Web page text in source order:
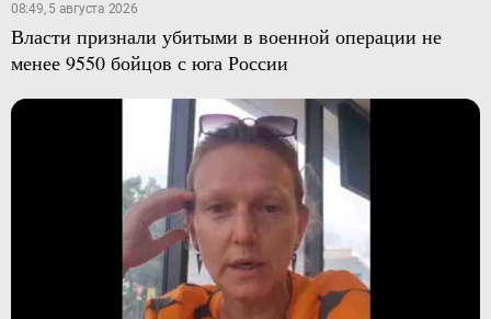
08:49, 5 августа 2026
Власти признали убитыми в военной операции не
менее 9550 бойцов с юга России